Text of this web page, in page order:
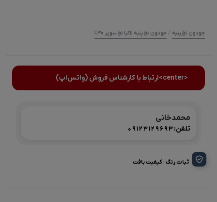
جودون نخ پنبه / جودون نخ پنبه لاکرا نخ سوپر ۱.۳۰
<center>ارتباط با کارشناس فروش (واتس‌اپ)
محمدخانی
تلفن:09123129693
ثبات رنگ | کیفیت بافت